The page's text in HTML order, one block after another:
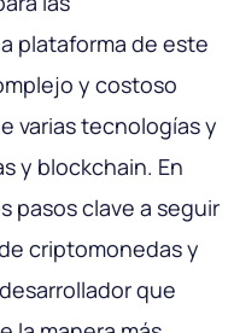
plataforma de este
y costoso
varias tecnologías y
y blockchain. En
pasos clave a seguir
criptomonedas y
que